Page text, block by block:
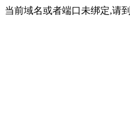
当前域名或者端口未绑定,请